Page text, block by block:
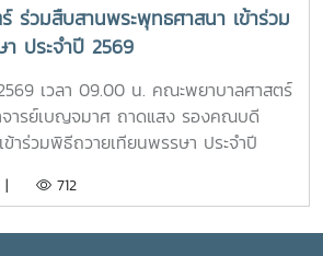
ำห้วยโจ้ พร้อมนั่งรถเยี่ยมชมบริเวณรอบ
อยู่นอกพื้นที่หลักของมหาวิทยาลัย ได้แก่
โนโลยี และวิทยาลัยพลังงาน เพื่อเรียนรู้
หลายของศาสตร์ที่มหาวิทยาลัยแม่โจ้เปิด
รรมตามโครงการดังกล่าว นับว่าเป็นการ
กห้องเรียน สร้างเครือข่ายความร่วมมือ
าทักษะการคิดวิเคราะห์ การแก้ไขปัญหา
รั้วมหาวิทยาลัย อันเป็นรากฐานสำคัญใน
ชีพพยาบาลที่มีคุณธรรมและจริยธรรมต่อไป
ผู้เชี่ยวชาญ เพื่อให้นักศึกษาได้พัฒนา
ารจากสถานการณ์จริง ควบคู่ไปกับการ
ภายในมหาวิทยาลัยอย่างไรก็ตาม การเปิด
นิล” ในครั้งนี้ นับว่าเป็นก้าวสำคัญของ
นาระบบการดูแลสุขภาพของนักศึกษา
อนถึงความมุ่งมั่นในการสร้างสภาพ
บด้าน
ร่วมสืบสานพระพุทธศาสนา เข้าร่วม
ประจำปี 2569
เวลา 09.00 น. คณะพยาบาลศาสตร์
จารย์เบญจมาศ ถาดแสง รองคณบดี
าร่วมพิธีถวายเทียนพรรษา ประจำปี
แผ่พืชน์ มหาวิทยาลัยแม่โจ้ผู้เข้าร่วมพิธี
| 712